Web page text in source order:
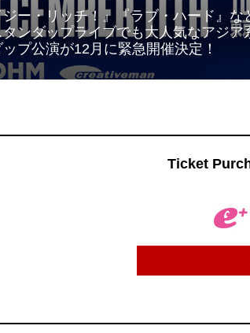
ジー・リッチ！』『ラブ・ハード』
ンダップライブでも大人気なアジ
プ公演が12月に緊急開催決定！
Ticket